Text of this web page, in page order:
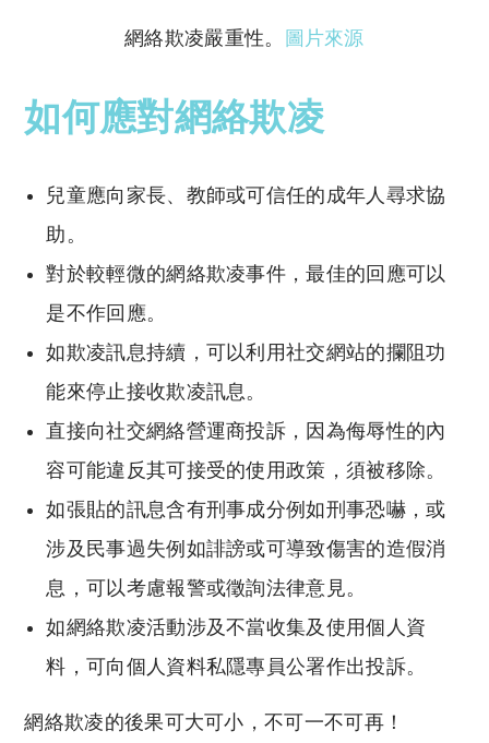
網絡欺凌嚴重性。 圖片來源
如何應對網絡欺凌
兒童應向家長、教師或可信任的成年人尋求協
助。
對於較輕微的網絡欺凌事件，最佳的回應可以
是不作回應。
如欺凌訊息持續，可以利用社交網站的攔阻功
能來停止接收欺凌訊息。
直接向社交網絡營運商投訴，因為侮辱性的內
容可能違反其可接受的使用政策，須被移除。
如張貼的訊息含有刑事成分例如刑事恐嚇，或
涉及民事過失例如誹謗或可導致傷害的造假消
息，可以考慮報警或徵詢法律意見。
如網絡欺凌活動涉及不當收集及使用個人資
料，可向個人資料私隱專員公署作出投訴。
網絡欺凌的後果可大可小，不可一不可再！